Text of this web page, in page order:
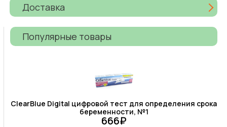
Доставка
Популярные товары
ClearBlue Digital цифровой тест для определения срока
беременности, №1
666₽